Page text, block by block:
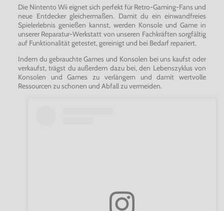
Die Nintento Wii eignet sich perfekt für Retro-Gaming-Fans und
neue Entdecker gleichermaßen. Damit du ein einwandfreies
Spielerlebnis genießen kannst, werden Konsole und Game in
unserer Reparatur-Werkstatt von unseren Fachkräften sorgfältig
auf Funktionalität getestet, gereinigt und bei Bedarf repariert.
Indem du gebrauchte Games und Konsolen bei uns kaufst oder
verkaufst, trägst du außerdem dazu bei, den Lebenszyklus von
Konsolen und Games zu verlängern und damit wertvolle
Ressourcen zu schonen und Abfall zu vermeiden.